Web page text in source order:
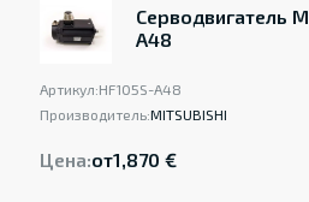
Серводвигатель
A48
Артикул:HF105S-A48
Производитель:MITSUBISHI
Цена:от1,870 €